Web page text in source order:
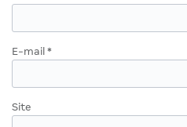
E-mail *
Site